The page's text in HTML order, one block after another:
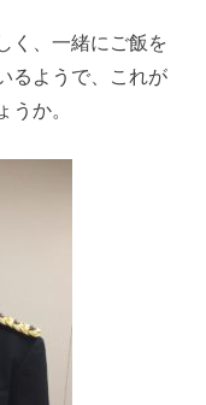
く、一緒にご飯を
るようで、これが
うか。